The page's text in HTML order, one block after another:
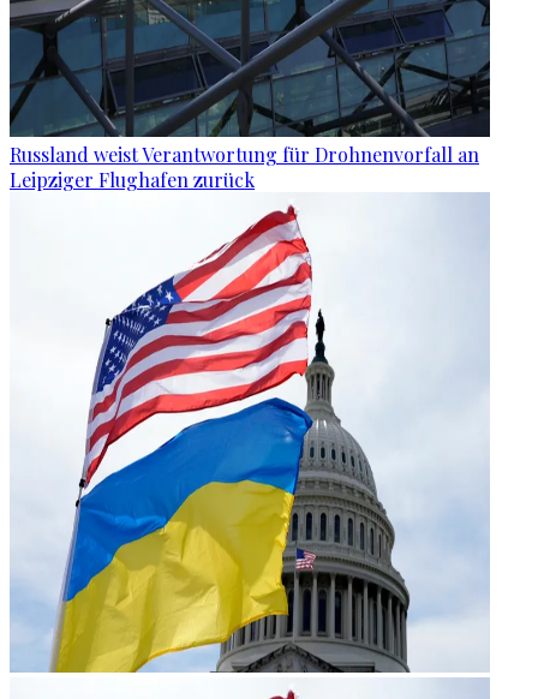
Russland weist Verantwortung für Drohnenvorfall an
Leipziger Flughafen zurück